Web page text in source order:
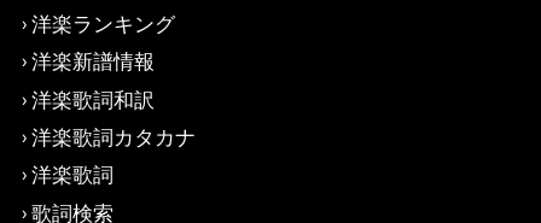
洋楽ランキング
洋楽新譜情報
洋楽歌詞和訳
洋楽歌詞カタカナ
洋楽歌詞
歌詞検索